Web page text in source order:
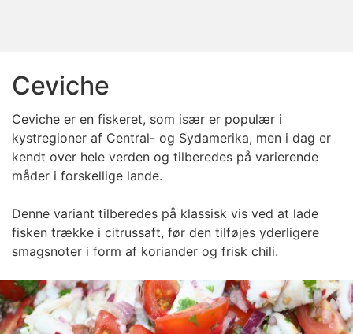
Ceviche
Ceviche er en fiskeret, som især er populær i
kystregioner af Central- og Sydamerika, men i dag er
kendt over hele verden og tilberedes på varierende
måder i forskellige lande.
Denne variant tilberedes på klassisk vis ved at lade
fisken trække i citrussaft, før den tilføjes yderligere
smagsnoter i form af koriander og frisk chili.